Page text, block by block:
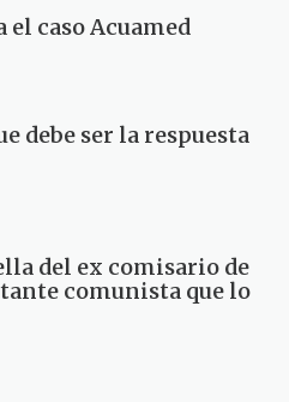
caso Acuamed
debe ser la respuesta
del ex comisario de
comunista que lo